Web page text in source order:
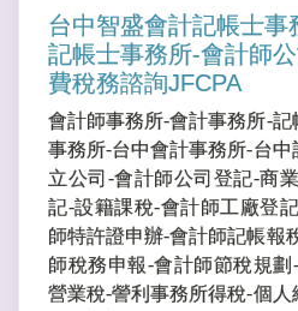
台中智盛會計記帳士事
記帳士事務所-會計師
費稅務諮詢JFCPA
會計師事務所-會計事務所-
事務所-台中會計事務所-台
立公司-會計師公司登記-商
記-設籍課稅-會計師工廠登
師特許證申辦-會計師記帳報
師稅務申報-會計師節稅規
營業稅-謍利事務所得稅-個